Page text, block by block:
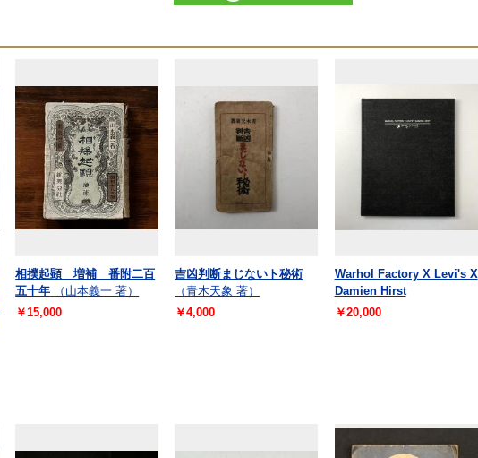
相撲起顕 増補 番附二百
五十年
（山本義一 著）
￥15,000
吉凶判断まじないト秘術
（青木天象 著）
￥4,000
Warhol Factory X Levi's X
Damien Hirst
￥20,000